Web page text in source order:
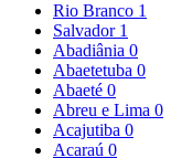
Rio Branco 1
Salvador 1
Abadiânia 0
Abaetetuba 0
Abaeté 0
Abreu e Lima 0
Acajutiba 0
Acaraú 0